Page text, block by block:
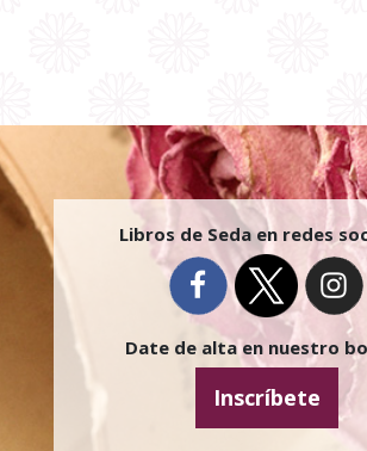
Libros de Seda en redes
Date de alta en nuestro
Inscríbete